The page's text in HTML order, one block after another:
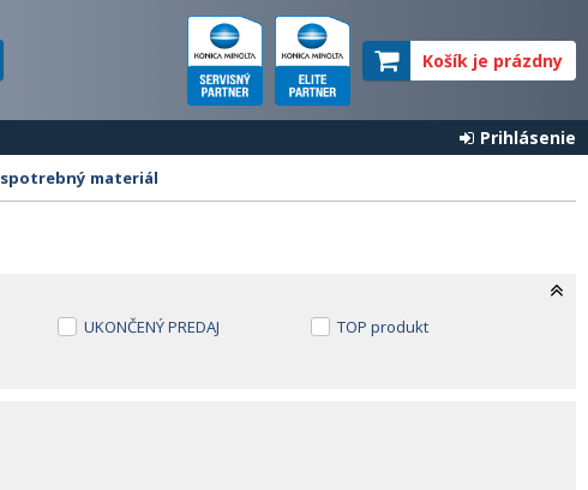
Košík je prázdny
Prihlásenie
spotrebný materiál
UKONČENÝ PREDAJ
TOP produkt